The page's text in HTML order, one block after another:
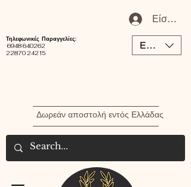
Δωρεάν αποστολή εντός Ελλάδας
EUR (€)
Τηλεφωνικές Παραγγελίες:
6948 640262
22870 24215